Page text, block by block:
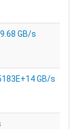
GB/s
GB/s